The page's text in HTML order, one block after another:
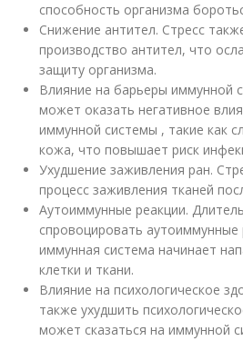
способность организма
Снижение антител. Стресс
производство антител, что
защиту организма.
Влияние на барьеры иммунной
может оказать негативное
иммунной системы , такие как
кожа, что повышает риск
Ухудшение заживления ран.
процесс заживления тканей
Аутоиммунные реакции.
спровоцировать аутоиммунные
иммунная система начинает
клетки и ткани.
Влияние на психологическое
также ухудшить
может сказаться на иммунной